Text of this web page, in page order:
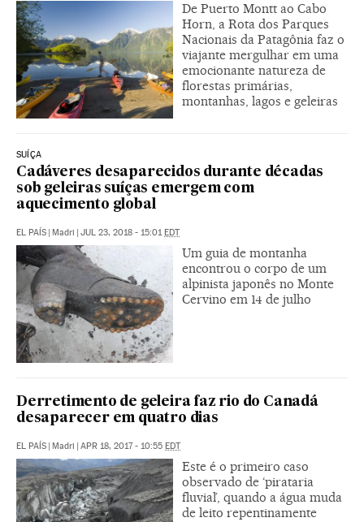
De Puerto Montt ao Cabo
Horn, a Rota dos Parques
Nacionais da Patagônia faz o
viajante mergulhar em uma
emocionante natureza de
florestas primárias,
montanhas, lagos e geleiras
SUÍÇA
Cadáveres desaparecidos durante décadas
sob geleiras suíças emergem com
aquecimento global
EL PAÍS Madri JUL 23, 2018 - 15:01 EDT
Um guia de montanha
encontrou o corpo de um
alpinista japonês no Monte
Cervino em 14 de julho
Derretimento de geleira faz rio do Canadá
desaparecer em quatro dias
EL PAÍS | Madri | APR 18, 2017 - 10:55 EDT
Este é o primeiro caso
observado de ‘pirataria
fluvial’, quando a água muda
de leito repentinamente